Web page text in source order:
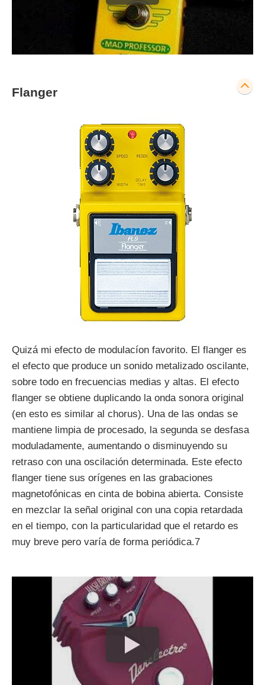
Flanger
Quizá mi efecto de modulacíon favorito. El flanger es
el efecto que produce un sonido metalizado oscilante,
sobre todo en frecuencias medias y altas. El efecto
flanger se obtiene duplicando la onda sonora original
(en esto es similar al chorus). Una de las ondas se
mantiene limpia de procesado, la segunda se desfasa
moduladamente, aumentando o disminuyendo su
retraso con una oscilación determinada. Este efecto
flanger tiene sus orígenes en las grabaciones
magnetofónicas en cinta de bobina abierta. Consiste
en mezclar la señal original con una copia retardada
en el tiempo, con la particularidad que el retardo es
muy breve pero varía de forma periódica.7